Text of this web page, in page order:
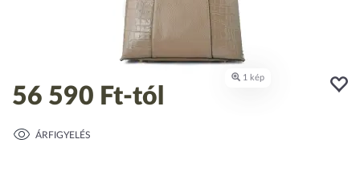
56 590 Ft-tól
ÁRFIGYELÉS